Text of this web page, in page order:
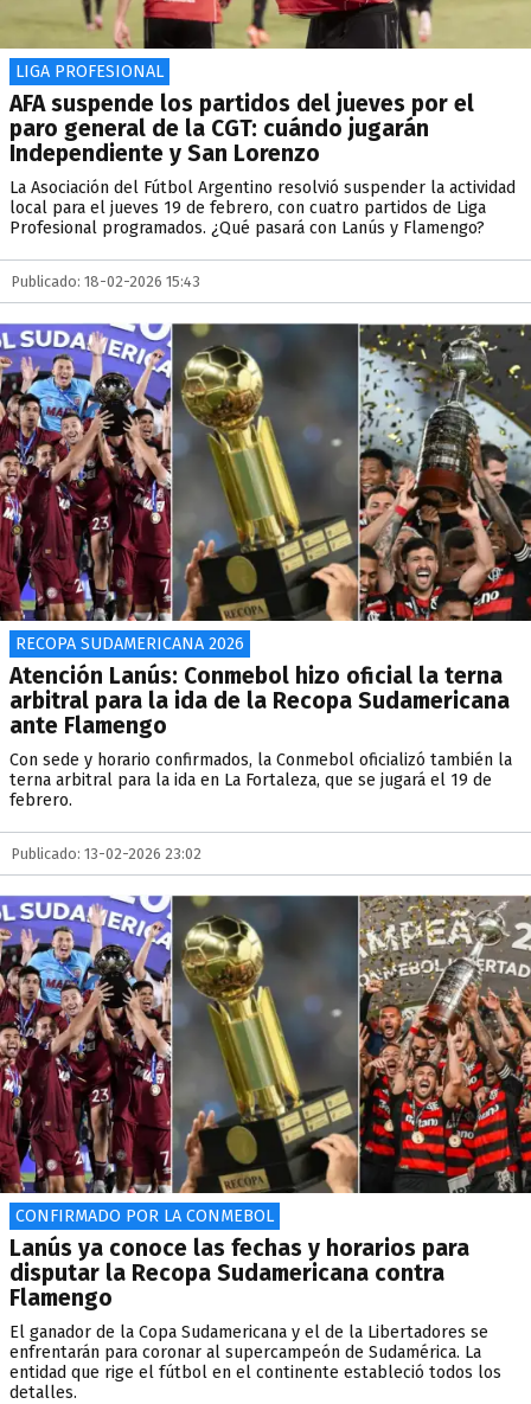
LIGA PROFESIONAL
AFA suspende los partidos del jueves por el
paro general de la CGT: cuándo jugarán
Independiente y San Lorenzo
La Asociación del Fútbol Argentino resolvió suspender la actividad
local para el jueves 19 de febrero, con cuatro partidos de Liga
Profesional programados. ¿Qué pasará con Lanús y Flamengo?
Publicado: 18-02-2026 15:43
RECOPA SUDAMERICANA 2026
Atención Lanús: Conmebol hizo oficial la terna
arbitral para la ida de la Recopa Sudamericana
ante Flamengo
Con sede y horario confirmados, la Conmebol oficializó también la
terna arbitral para la ida en La Fortaleza, que se jugará el 19 de
febrero.
Publicado: 13-02-2026 23:02
CONFIRMADO POR LA CONMEBOL
Lanús ya conoce las fechas y horarios para
disputar la Recopa Sudamericana contra
Flamengo
El ganador de la Copa Sudamericana y el de la Libertadores se
enfrentarán para coronar al supercampeón de Sudamérica. La
entidad que rige el fútbol en el continente estableció todos los
detalles.